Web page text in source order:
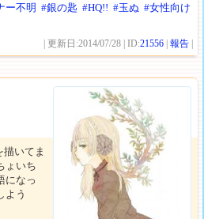
ー不明 #銀の匙 #HQ!! #玉ぬ #女性向け
| 更新日:2014/07/28 | ID:21556 |報告
いてま
ょいち
になっ
よう